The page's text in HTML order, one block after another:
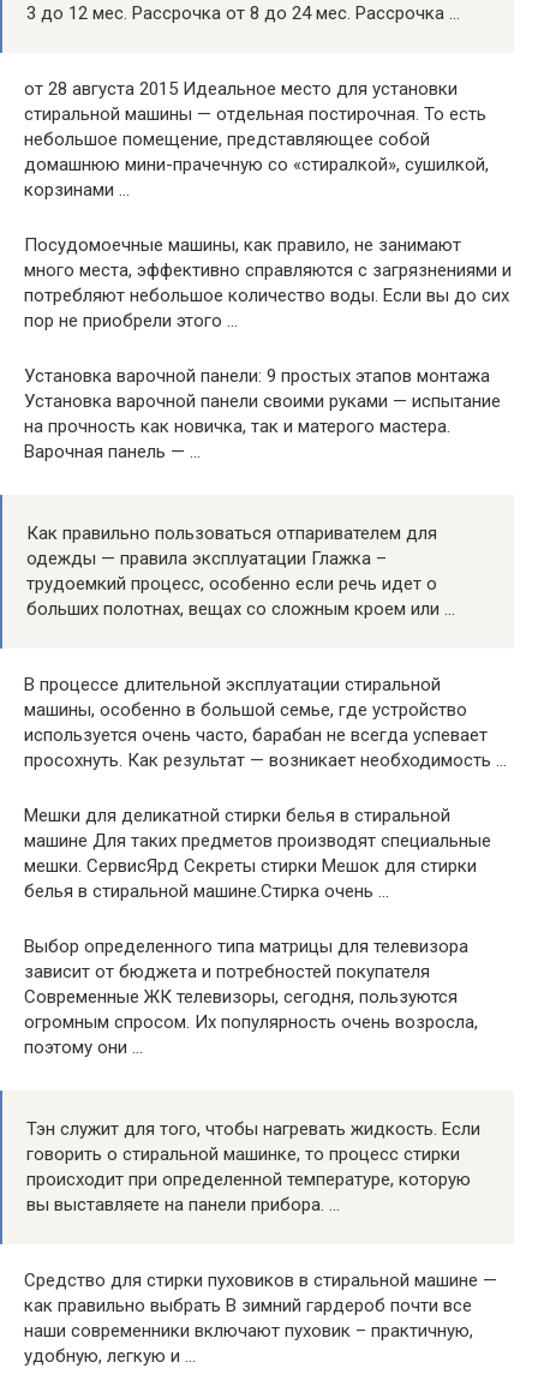
3 до 12 мес. Рассрочка от 8 до 24 мес. Рассрочка …
от 28 августа 2015 Идеальное место для установки
стиральной машины — отдельная постирочная. То есть
небольшое помещение, представляющее собой
домашнюю мини-прачечную со «стиралкой», сушилкой,
корзинами …
Посудомоечные машины, как правило, не занимают
много места, эффективно справляются с загрязнениями и
потребляют небольшое количество воды. Если вы до сих
пор не приобрели этого …
Установка варочной панели: 9 простых этапов монтажа
Установка варочной панели своими руками — испытание
на прочность как новичка, так и матерого мастера.
Варочная панель — …
Как правильно пользоваться отпаривателем для
одежды — правила эксплуатации Глажка –
трудоемкий процесс, особенно если речь идет о
больших полотнах, вещах со сложным кроем или …
В процессе длительной эксплуатации стиральной
машины, особенно в большой семье, где устройство
используется очень часто, барабан не всегда успевает
просохнуть. Как результат — возникает необходимость …
Мешки для деликатной стирки белья в стиральной
машине Для таких предметов производят специальные
мешки. СервисЯрд Секреты стирки Мешок для стирки
белья в стиральной машине.Стирка очень …
Выбор определенного типа матрицы для телевизора
зависит от бюджета и потребностей покупателя
Современные ЖК телевизоры, сегодня, пользуются
огромным спросом. Их популярность очень возросла,
поэтому они …
Тэн служит для того, чтобы нагревать жидкость. Если
говорить о стиральной машинке, то процесс стирки
происходит при определенной температуре, которую
вы выставляете на панели прибора. …
Средство для стирки пуховиков в стиральной машине —
как правильно выбрать В зимний гардероб почти все
наши современники включают пуховик – практичную,
удобную, легкую и …